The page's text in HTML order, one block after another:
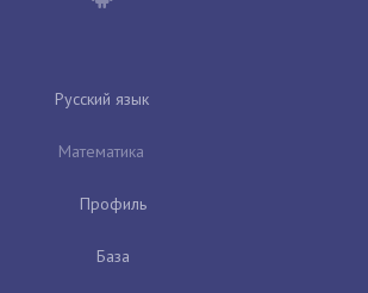
Русский язык
Математика
Профиль
База